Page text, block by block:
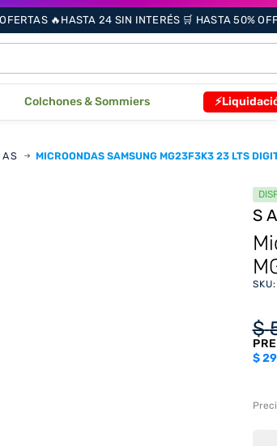
🔥HASTA 24 SIN INTERÉS 🛒 HASTA 50% OFF
Colchones & Sommiers
MICROONDAS SAMSUNG MG23F3K3 23 LTS
SKU:
$
$